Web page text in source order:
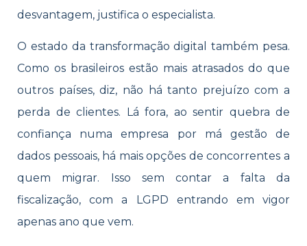
desvantagem, justifica o especialista.
O estado da transformação digital também pesa.
Como os brasileiros estão mais atrasados do que
outros países, diz, não há tanto prejuízo com a
perda de clientes. Lá fora, ao sentir quebra de
confiança numa empresa por má gestão de
dados pessoais, há mais opções de concorrentes a
quem migrar. Isso sem contar a falta da
fiscalização, com a LGPD entrando em vigor
apenas ano que vem.